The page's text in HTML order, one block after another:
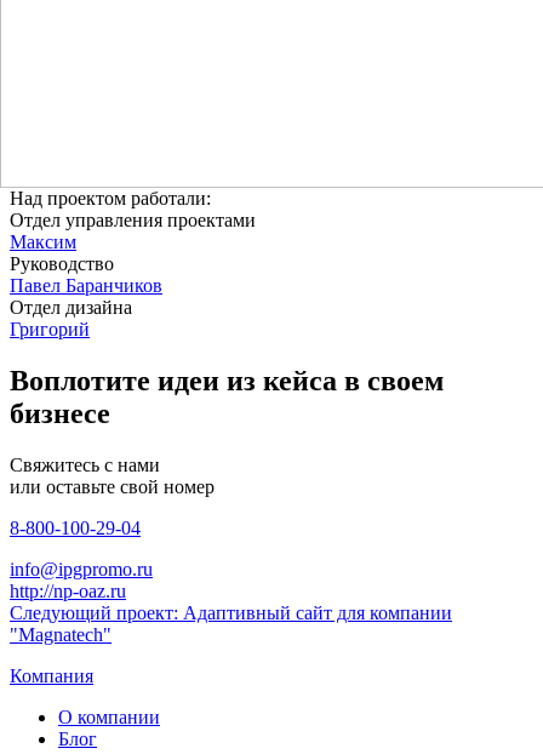
Над проектом работали:
Отдел управления проектами
Максим
Руководство
Павел Баранчиков
Отдел дизайна
Григорий
Воплотите идеи из кейса в своем
бизнесе
Свяжитесь с нами
или оставьте свой номер
8-800-100-29-04
info@ipgpromo.ru
http://np-oaz.ru
Следующий проект: Адаптивный сайт для компании
"Magnatech"
Компания
О компании
Блог